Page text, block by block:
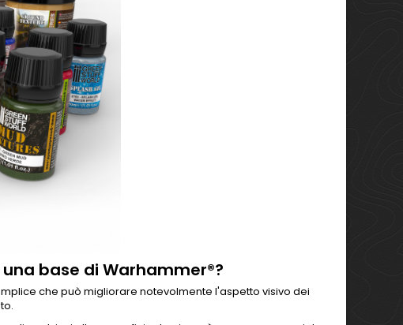
base di Warhammer®?
che può migliorare notevolmente l'aspetto visivo dei